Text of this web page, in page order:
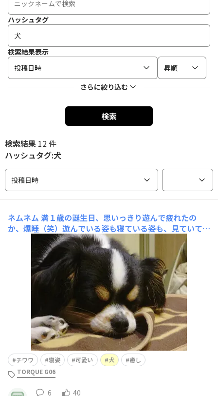
ハッシュタグ
検索結果表示
投稿日時
昇順
さらに絞り込む
検索
検索結果 12 件
ハッシュタグ:犬
投稿日時
ネムネム 満１歳の誕生日、思いっきり遊んで疲れたの
か、爆睡（笑）遊んでいる姿も寝ている姿も、見ていて癒
チワワ 寝姿 可愛い 犬
癒し
TORQUE G06
6 40